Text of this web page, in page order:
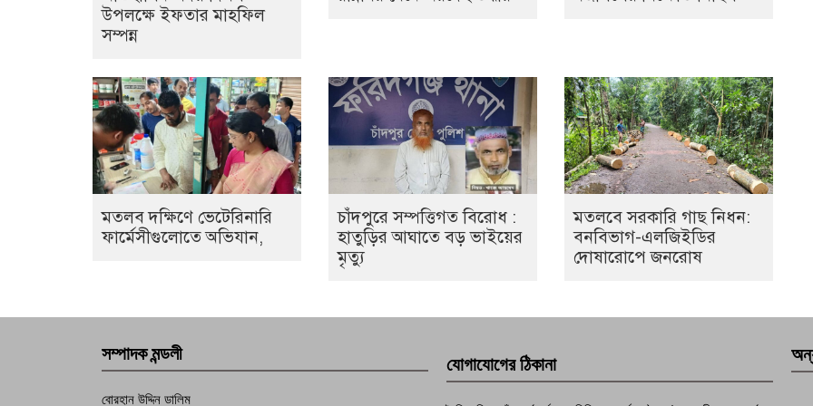
উপলক্ষে ইফতার মাহফিল
সম্পন্ন
মতলব দক্ষিণে ভেটেরিনারি
ফার্মেসীগুলোতে অভিযান,
চাঁদপুরে সম্পত্তিগত বিরোধ :
হাতুড়ির আঘাতে বড় ভাইয়ের
মৃত্যু
মতলবে সরকারি গাছ নিধন:
বনবিভাগ-এলজিইডির
দোষারোপে জনরোষ
সম্পাদক মন্ডলী
বোরহান উদ্দিন ডালিম
যোগাযোগের ঠিকানা